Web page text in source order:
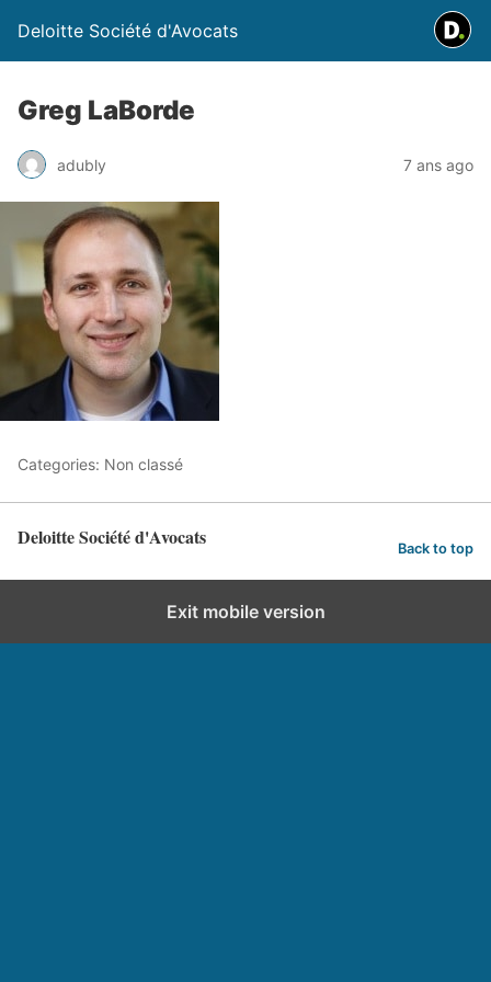
Deloitte Société d'Avocats
Greg LaBorde
adubly 7 ans ago
Categories: Non classé
Deloitte Société d'Avocats Back to top
Exit mobile version